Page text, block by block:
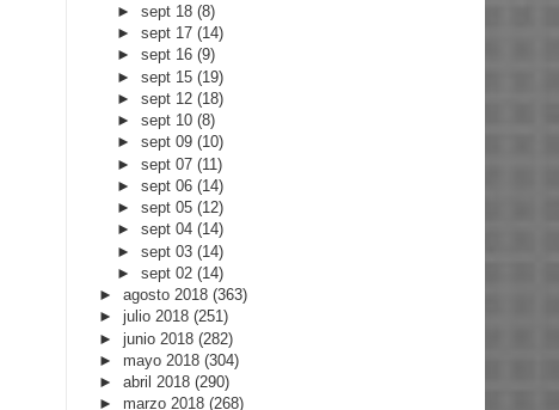
►sept 18(8)
►sept 17(14)
►sept 16(9)
►sept 15(19)
►sept 12(18)
►sept 10(8)
►sept 09(10)
►sept 07(11)
►sept 06(14)
►sept 05(12)
►sept 04(14)
►sept 03(14)
►sept 02(14)
► agosto 2018 (363)
► julio 2018 (251)
► junio 2018 (282)
► mayo 2018 (304)
► abril 2018 (290)
► marzo 2018 (268)